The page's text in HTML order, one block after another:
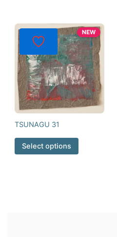
NEW
TSUNAGU 31
Select options